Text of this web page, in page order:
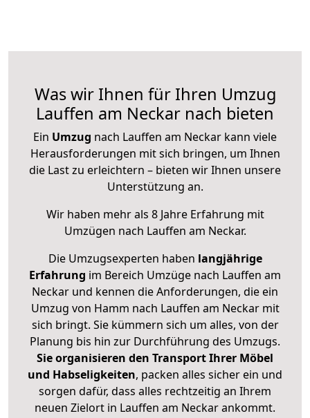
Was wir Ihnen für Ihren Umzug
Lauffen am Neckar nach bieten
Ein Umzug nach Lauffen am Neckar kann viele
Herausforderungen mit sich bringen, um Ihnen
die Last zu erleichtern – bieten wir Ihnen unsere
Unterstützung an.
Wir haben mehr als 8 Jahre Erfahrung mit
Umzügen nach Lauffen am Neckar.
Die Umzugsexperten haben langjährige
Erfahrung im Bereich Umzüge nach Lauffen am
Neckar und kennen die Anforderungen, die ein
Umzug von Hamm nach Lauffen am Neckar mit
sich bringt. Sie kümmern sich um alles, von der
Planung bis hin zur Durchführung des Umzugs.
Sie organisieren den Transport Ihrer Möbel
und Habseligkeiten, packen alles sicher ein und
sorgen dafür, dass alles rechtzeitig an Ihrem
neuen Zielort in Lauffen am Neckar ankommt.